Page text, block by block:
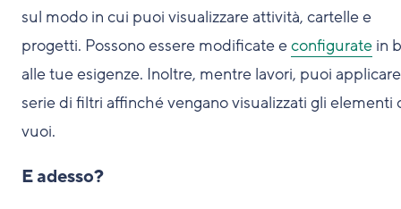
sul modo in cui puoi visualizzare attività, cartelle e
progetti. Possono essere modificate econfigurate in
alle tue esigenze. Inoltre, mentre lavori, puoi
serie di filtri affinché vengano visualizzati gli elementi
vuoi.
E adesso?